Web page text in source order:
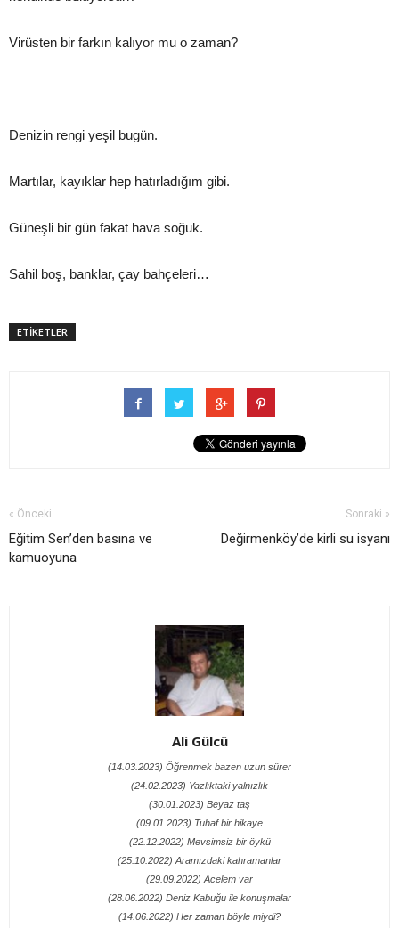
Virüsten bir farkın kalıyor mu o zaman?
Denizin rengi yeşil bugün.
Martılar, kayıklar hep hatırladığım gibi.
Güneşli bir gün fakat hava soğuk.
Sahil boş, banklar, çay bahçeleri…
ETİKETLER
« Önceki
Eğitim Sen’den basına ve
kamuoyuna
Sonraki »
Değirmenköy’de kirli su isyanı
Ali Gülcü
(14.03.2023) Öğrenmek bazen uzun sürer
(24.02.2023) Yazlıktaki yalnızlık
(30.01.2023) Beyaz taş
(09.01.2023) Tuhaf bir hikaye
(22.12.2022) Mevsimsiz bir öykü
(25.10.2022) Aramızdaki kahramanlar
(29.09.2022) Acelem var
(28.06.2022) Deniz Kabuğu ile konuşmalar
(14.06.2022) Her zaman böyle miydi?